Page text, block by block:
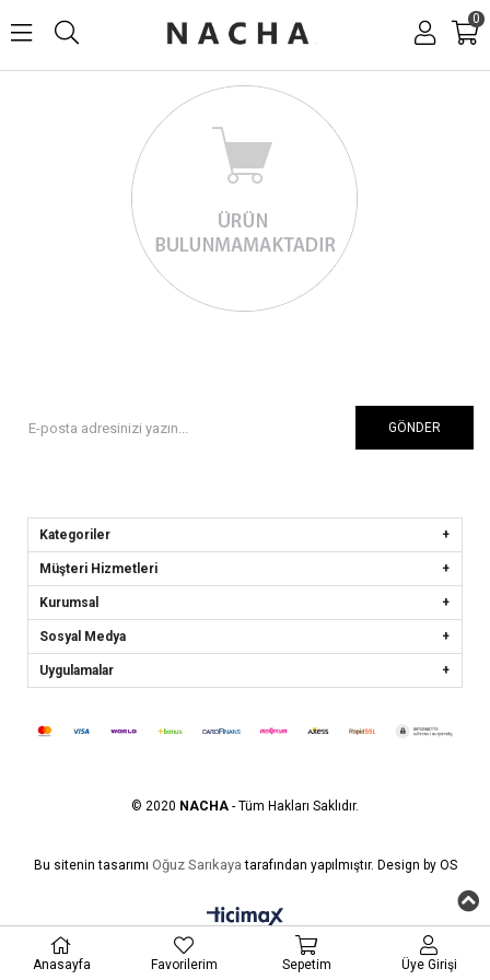
0
GÖNDER
Kategoriler
Müşteri Hizmetleri
Kurumsal
Sosyal Medya
Uygulamalar
© 2020 NACHA - Tüm Hakları Saklıdır.
Bu sitenin tasarımı Oğuz Sarıkaya tarafından yapılmıştır. Design by OS
Anasayfa Favorilerim Sepetim Üye Girişi